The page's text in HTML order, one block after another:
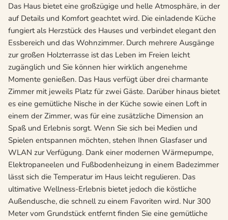
Das Haus bietet eine großzügige und helle Atmosphäre, in der
auf Details und Komfort geachtet wird. Die einladende Küche
fungiert als Herzstück des Hauses und verbindet elegant den
Essbereich und das Wohnzimmer. Durch mehrere Ausgänge
zur großen Holzterrasse ist das Leben im Freien leicht
zugänglich und Sie können hier wirklich angenehme
Momente genießen. Das Haus verfügt über drei charmante
Zimmer mit jeweils Platz für zwei Gäste. Darüber hinaus bietet
es eine gemütliche Nische in der Küche sowie einen Loft in
einem der Zimmer, was für eine zusätzliche Dimension an
Spaß und Erlebnis sorgt. Wenn Sie sich bei Medien und
Spielen entspannen möchten, stehen Ihnen Glasfaser und
WLAN zur Verfügung. Dank einer modernen Wärmepumpe,
Elektropaneelen und Fußbodenheizung in einem Badezimmer
lässt sich die Temperatur im Haus leicht regulieren. Das
ultimative Wellness-Erlebnis bietet jedoch die köstliche
Außendusche, die schnell zu einem Favoriten wird. Nur 300
Meter vom Grundstück entfernt finden Sie eine gemütliche